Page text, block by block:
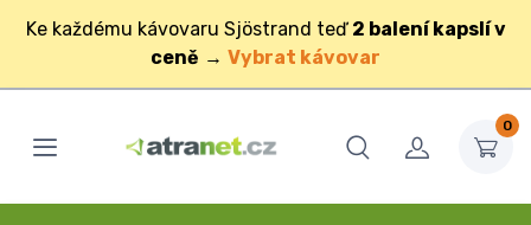
Ke každému kávovaru Sjöstrand teď 2 balení kapslí v
ceně → Vybrat kávovar
0